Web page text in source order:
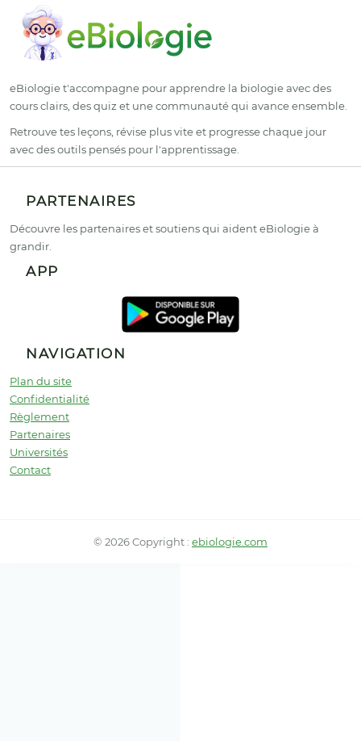
eBiologie t'accompagne pour apprendre la biologie avec des
cours clairs, des quiz et une communauté qui avance ensemble.
Retrouve tes leçons, révise plus vite et progresse chaque jour
avec des outils pensés pour l'apprentissage.
PARTENAIRES
Découvre les partenaires et soutiens qui aident eBiologie à
grandir.
APP
NAVIGATION
Plan du site
Confidentialité
Règlement
Partenaires
Universités
Contact
© 2026 Copyright : ebiologie.com